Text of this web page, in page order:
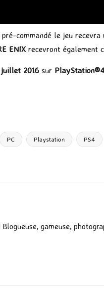
commandé le jeu
ENIX recevront également
juillet 2016 sur PlayStation®4
PC Playstation PS4
gameuse,